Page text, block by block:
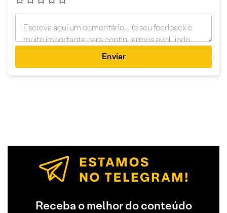
Enviar
Receba o melhor do conteúdo